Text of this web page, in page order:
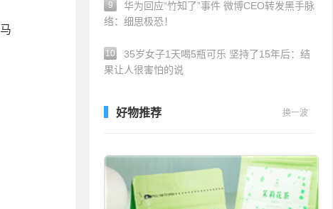
9
华为回应“竹知了”事件 微博CEO转发黑手脉
络：细思极恐！
10
35岁女子1天喝5瓶可乐 坚持了15年后：结
果让人很害怕的说
好物推荐 换一波